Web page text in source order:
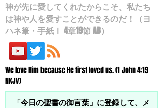
神が先に愛してくれたからこそ、私たち
は神や人を愛すことができるのだ！（ヨ
ハネ筆・手紙Ⅰ 4章19節 AB）
We love Him because He first loved us. (1 John 4:19
NKJV)
「今日の聖書の御言葉」に登録して、メ